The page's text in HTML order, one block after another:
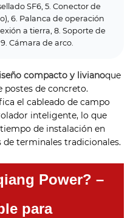
SF6, 5. Conector de
6. Palanca de operación
a tierra, 8. Soporte de
Cámara de arco.
compacto y livianoque
postes de concreto.
el cableado de campo
inteligente, lo que
de instalación en
terminales tradicionales.
Power? –
para